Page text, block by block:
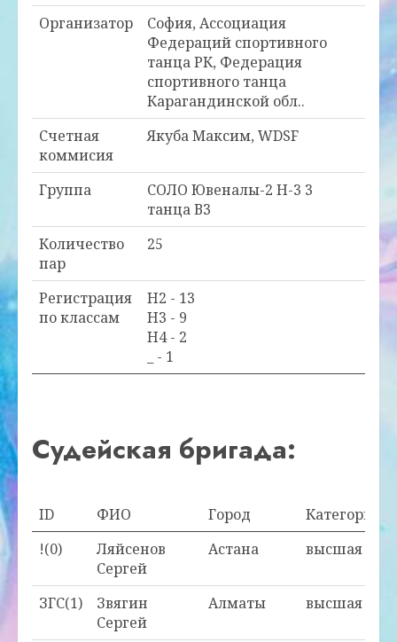
Организатор
София, Ассоциация
Федераций спортивного
танца РК, Федерация
спортивного танца
Карагандинской обл..
Счетная
коммисия
Якуба Максим, WDSF
Группа
СОЛО Ювеналы-2 Н-3 3
танца В3
Количество
пар
25
Регистрация
по классам
H2 - 13
H3 - 9
H4 - 2
_ - 1
Судейская бригада:
ID ФИО Город
Категория
!(0)
Ляйсенов
Сергей
Астана высшая
ЗГС(1)
Звягин
Сергей
Алматы высшая